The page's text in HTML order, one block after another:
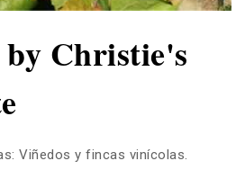
Christie's
Viñedos y fincas vinícolas.